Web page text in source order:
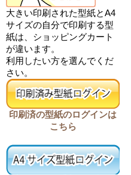
大きい印刷された型紙とA4
サイズの自分で印刷する型
紙は、ショッピングカート
が違います。
利用したい方を選んでくだ
さい。
印刷済の型紙のログインは
こちら